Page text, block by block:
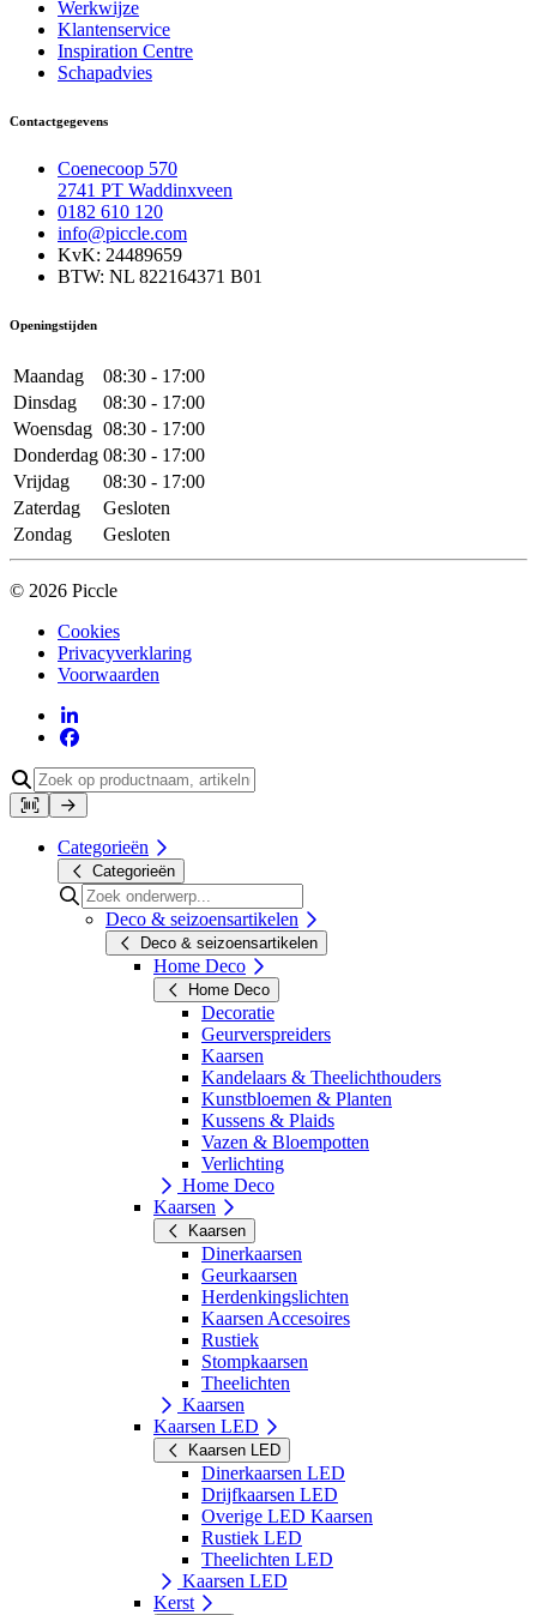
Werkwijze
Klantenservice
Inspiration Centre
Schapadvies
Contactgegevens
Coenecoop 570
2741 PT Waddinxveen
0182 610 120
info@piccle.com
KvK: 24489659
BTW: NL 822164371 B01
Openingstijden
Maandag
08:30 - 17:00
Dinsdag
08:30 - 17:00
Woensdag 08:30 - 17:00
Donderdag 08:30 - 17:00
Vrijdag
08:30 - 17:00
Zaterdag
Gesloten
Zondag
Gesloten
© 2026 Piccle
Cookies
Privacyverklaring
Voorwaarden
Categorieën
Categorieën
Deco & seizoensartikelen
Deco & seizoensartikelen
Home Deco
Home Deco
Decoratie
Geurverspreiders
Kaarsen
Kandelaars & Theelichthouders
Kunstbloemen & Planten
Kussens & Plaids
Vazen & Bloempotten
Verlichting
Home Deco
Kaarsen
Kaarsen
Dinerkaarsen
Geurkaarsen
Herdenkingslichten
Kaarsen Accesoires
Rustiek
Stompkaarsen
Theelichten
Kaarsen
Kaarsen LED
Kaarsen LED
Dinerkaarsen LED
Drijfkaarsen LED
Overige LED Kaarsen
Rustiek LED
Theelichten LED
Kaarsen LED
Kerst